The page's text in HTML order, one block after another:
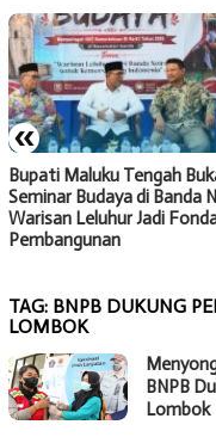
«
Bupati Maluku Tengah
Seminar Budaya di Banda
Warisan Leluhur Jadi
Pembangunan
TAG: BNPB DUKUNG
LOMBOK
BNPB
Lombok